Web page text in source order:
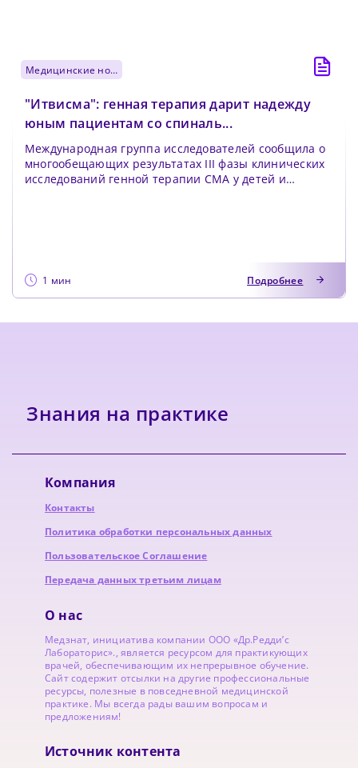
медицинские новости
"Итвисма": генная терапия дарит надежду
юным пациентам со спиналь...
Международная группа исследователей сообщила о
многообещающих результатах III фазы клинических
исследований генной терапии СМА у детей и
1 мин Подробнее
Знания на практике
Компания
Контакты
Политика обработки персональных данных
Пользовательское Соглашение
Передача данных третьим лицам
О нас
Медзнат, инициатива компании ООО «Др.Редди’с
Лабораторис»., является ресурсом для практикующих
врачей, обеспечивающим их непрерывное обучение.
Сайт содержит отсылки на другие профессиональные
ресурсы, полезные в повседневной медицинской
практике. Мы всегда рады вашим вопросам и
предложениям!
Источник контента